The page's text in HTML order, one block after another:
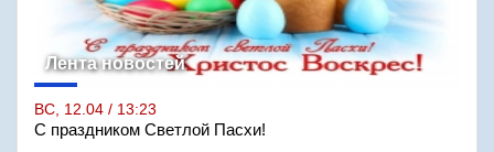
Лента новостей
ВС, 12.04 / 13:23
С праздником Светлой Пасхи!